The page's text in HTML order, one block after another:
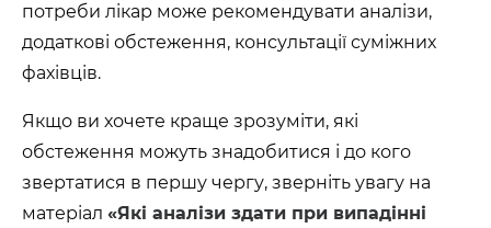
потреби лікар може рекомендувати аналізи,
додаткові обстеження, консультації суміжних
фахівців.
Якщо ви хочете краще зрозуміти, які
обстеження можуть знадобитися і до кого
звертатися в першу чергу, зверніть увагу на
матеріал «Які аналізи здати при випадінні